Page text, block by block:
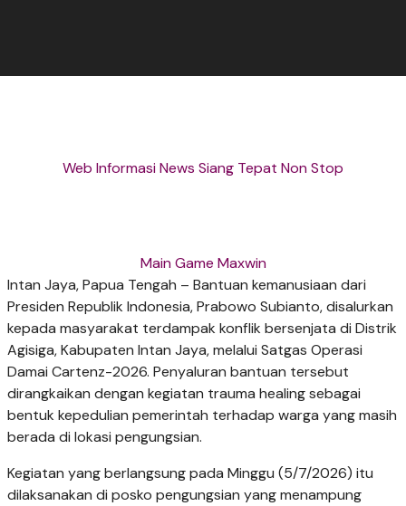
Web Informasi News Siang Tepat Non Stop
Main Game Maxwin
Intan Jaya, Papua Tengah – Bantuan kemanusiaan dari
Presiden Republik Indonesia, Prabowo Subianto, disalurkan
kepada masyarakat terdampak konflik bersenjata di Distrik
Agisiga, Kabupaten Intan Jaya, melalui Satgas Operasi
Damai Cartenz-2026. Penyaluran bantuan tersebut
dirangkaikan dengan kegiatan trauma healing sebagai
bentuk kepedulian pemerintah terhadap warga yang masih
berada di lokasi pengungsian.
Kegiatan yang berlangsung pada Minggu (5/7/2026) itu
dilaksanakan di posko pengungsian yang menampung